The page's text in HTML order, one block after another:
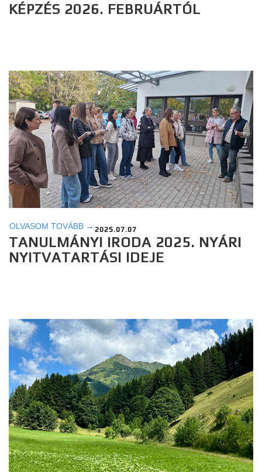
KÉPZÉS 2026. FEBRUÁRTÓL
OLVASOM TOVÁBB → 2025.07.07
TANULMÁNYI IRODA 2025. NYÁRI
NYITVATARTÁSI IDEJE